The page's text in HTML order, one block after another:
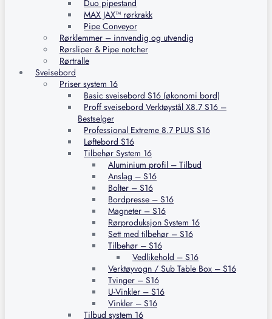
Duo pipestand
MAX JAX™ rørkrakk
Pipe Conveyor
Rørklemmer – innvendig og utvendig
Rørsliper & Pipe notcher
Rørtralle
Sveisebord
Priser system 16
Basic sveisebord S16 (økonomi bord)
Proff sveisebord Verktøystål X8.7 S16 –
Bestselger
Professional Extreme 8.7 PLUS S16
Løftebord S16
Tilbehør System 16
Aluminium profil – Tilbud
Anslag – S16
Bolter – S16
Bordpresse – S16
Magneter – S16
Rørproduksjon System 16
Sett med tilbehør – S16
Tilbehør – S16
Vedlikehold – S16
Verktøyvogn / Sub Table Box – S16
Tvinger – S16
U-Vinkler – S16
Vinkler – S16
Tilbud system 16